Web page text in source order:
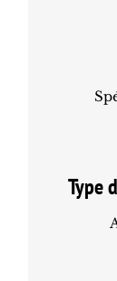
Type